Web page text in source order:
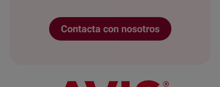
Contacta con nosotros